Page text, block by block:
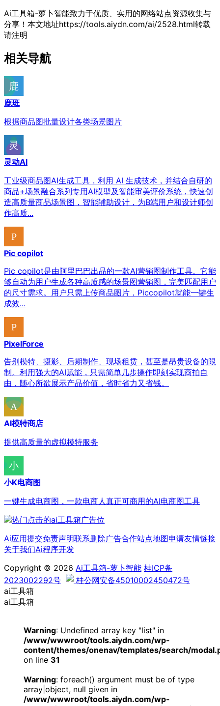
Ai工具箱-萝卜智能致力于优质、实用的网络站点资源收集与
分享！ 本文地址https://tools.aiydn.com/ai/2528.html转载
请注明
相关导航
鹿班
根据商品图批量设计各类场景图片
灵动AI
工业级商品图AI生成工具，利用 AI 生成技术，并结合自研的
商品+场景融合系列专用AI模型及智能审美评价系统，快速创
造高质量商品场景图，智能辅助设计，为B端用户和设计师创
作高质...
Pic copilot
Pic copilot是由阿里巴巴出品的一款AI营销图制作工具。它能
够自动为用户生成各种高质感的场景图营销图，完美匹配用户
的尺寸需求。用户只需上传商品图片，Piccopilot就能一键生
成效...
PixelForce
告别模特、摄影、后期制作、现场租赁，甚至是昂贵设备的限
制。利用强大的AI赋能，只需简单几步操作即刻实现商拍自
由，随心所欲展示产品价值，省时省力又省钱。
AI模特商店
提供高质量的虚拟模特服务
小K电商图
一键生成电商图，一款电商人真正可商用的AI电商图工具
Ai应用提交免责声明联系删除广告合作站点地图申请友情链接
关于我们Ai程序开发
Copyright © 2026 Ai工具箱-萝卜智能 桂ICP备
2023002292号
桂公网安备45010002450472号
ai工具箱
ai工具箱
Warning: Undefined array key "list" in
/www/wwwroot/tools.aiydn.com/wp-
content/themes/onenav/templates/search/
on line 31
Warning: foreach() argument must be of type
array|object, null given in
/www/wwwroot/tools.aiydn.com/wp-